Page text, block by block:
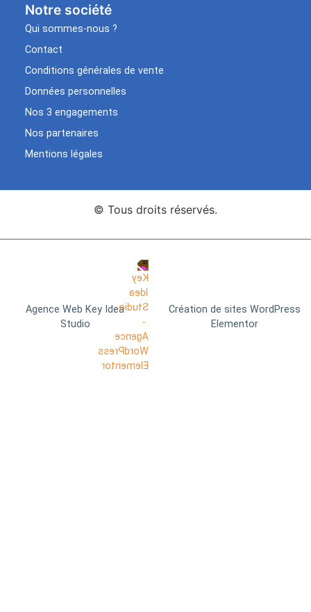
Notre société
Qui sommes-nous ?
Contact
Conditions générales de vente
Données personnelles
Nos 3 engagements
Nos partenaires
Mentions légales
© Tous droits réservés.
Agence Web Key Idea
Studio
Création de sites WordPress
Elementor